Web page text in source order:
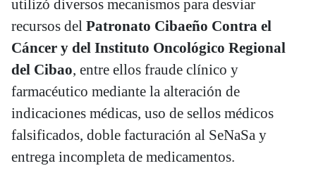
utilizó diversos mecanismos para desviar
recursos del Patronato Cibaeño Contra el
Cáncer y del Instituto Oncológico Regional
del Cibao, entre ellos fraude clínico y
farmacéutico mediante la alteración de
indicaciones médicas, uso de sellos médicos
falsificados, doble facturación al SeNaSa y
entrega incompleta de medicamentos.